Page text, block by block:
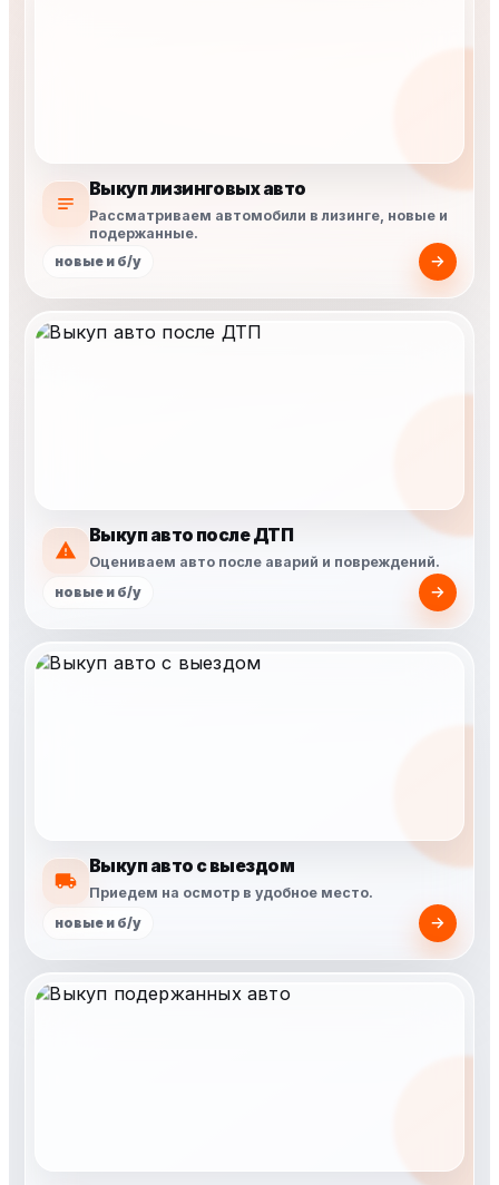
Выкуп лизинговых авто
Рассматриваем автомобили в лизинге, новые и
подержанные.
новые и б/у
Выкуп авто после ДТП
Оцениваем авто после аварий и повреждений.
новые и б/у
Выкуп авто с выездом
Приедем на осмотр в удобное место.
новые и б/у